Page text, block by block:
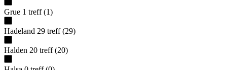
Grue 1 treff (1)
Hadeland 29 treff (29)
Halden 20 treff (20)